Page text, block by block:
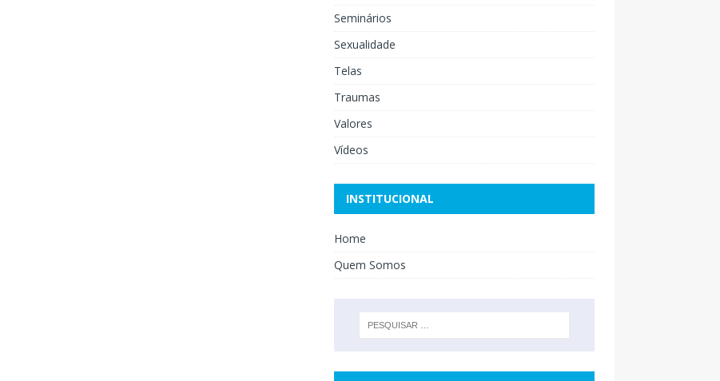
Seminários
Sexualidade
Telas
Traumas
Valores
Vídeos
INSTITUCIONAL
Home
Quem Somos